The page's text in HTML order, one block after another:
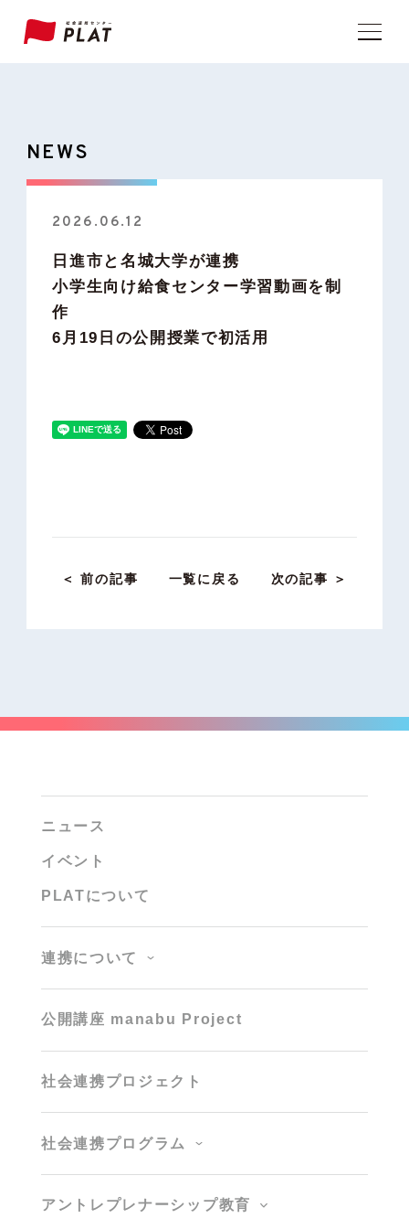
NEWS
2026.06.12
日進市と名城大学が連携
小学生向け給食センター学習動画を制
作
6月19日の公開授業で初活用
＜ 前の記事 一覧に戻る 次の記事 ＞
ニュース
イベント
PLATについて
連携について
公開講座 manabu Project
社会連携プロジェクト
社会連携プログラム
アントレプレナーシップ教育